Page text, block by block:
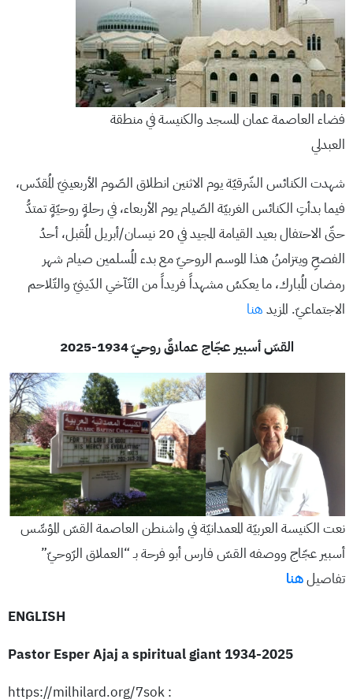
فضاء العاصمة عمان المسجد والكنيسة في منطقة
العبدلي
شهدت الكنائس الشّرقيّة يوم الاثنين انطلاق الصّوم الأربعينيّ المُقدّس،
فيما بدأتِ الكنائس الغربيّة الصّيام يوم الأربعاء، في رحلةٍ روحيّةٍ تمتدُّ
حتّى الاحتفال بعيد القيامة المجيد في 20 نيسان/أبريل المُقبل، أحدُ
الفصحِ ويتزامنُ هذا الموسم الروحيّ مع بدء المُسلمين صيام شهر
رمضان المُبارك، ما يعكسُ مشهداً فريداً من التّآخي الدّينيّ والتّلاحم
الاجتماعيّ. المزيد هنا
القسّ أسبير عجّاج عملاقٌ روحيّ 1934-2025
نعت الكنيسة العربيّة المعمدانيّة في واشنطن العاصمة القسّ المؤسِّس
أسبير عجّاج ووصفه القسّ فارس أبو فرحة بـ “العملاق الرّوحيّ”
تفاصيلهنا
ENGLISH
Pastor Esper Ajaj a spiritual giant 1934-2025
: https://milhilard.org/7sok